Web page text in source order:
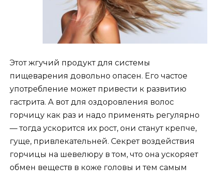
Этот жгучий продукт для системы
пищеварения довольно опасен. Его частое
употребление может привести к развитию
гастрита. А вот для оздоровления волос
горчицу как раз и надо применять регулярно
— тогда ускорится их рост, они станут крепче,
гуще, привлекательней. Секрет воздействия
горчицы на шевелюру в том, что она ускоряет
обмен веществ в коже головы и тем самым